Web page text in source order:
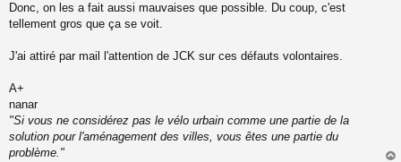
g
e
o
u
Donc, on les a fait aussi mauvaises que possible. Du coup, c'est
tellement gros que ça se voit.
J'ai attiré par mail l'attention de JCK sur ces défauts volontaires.
A+
nanar
"Si vous ne considérez pas le vélo urbain comme une partie de la
solution pour l'aménagement des villes, vous êtes une partie du
problème."